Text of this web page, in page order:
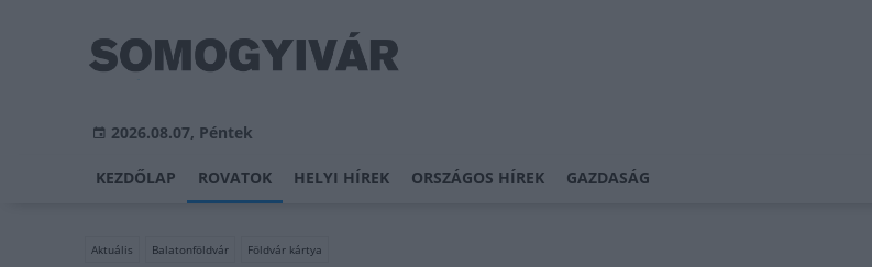
2026.08.07, Péntek
KEZDŐLAP ROVATOK HELYI HÍREK ORSZÁGOS HÍREK GAZDASÁG
Aktuális Balatonföldvár Földvár kártya